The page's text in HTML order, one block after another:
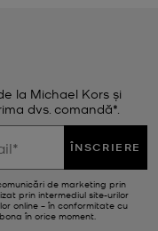
la Michael Kors și
dvs. comandă*.
ÎNSCRIERE
de marketing prin
prin intermediul site-urilor
online – în conformitate cu
în orice moment.